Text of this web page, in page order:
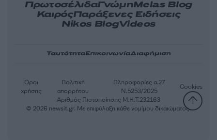
ΠρωτοσέλιδαΓνώμηMelas Blog
ΚαιρόςΠαράξενες Ειδήσεις
Nikos BlogVideos
ΤαυτότηταΕπικοινωνίαΔιαφήμιση
Αριθμός Πιστοποίησης Μ.Η.Τ.232163
Όροι
χρήσης
Πολιτική
απορρήτου
Πληροφορίες α.27
Ν.5253/2025
Cookies
© 2026 newsit.gr. Με επιφύλαξη κάθε νομίμου δικαιώματος.